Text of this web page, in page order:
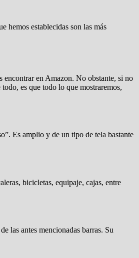
hemos establecidas son las más
encontrar en Amazon. No obstante, si no
es que todo lo que mostraremos,
Es amplio y de un tipo de tela bastante
bicicletas, equipaje, cajas, entre
las antes mencionadas barras. Su